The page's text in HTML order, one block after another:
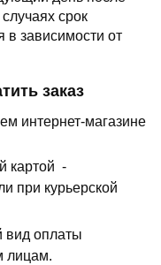
срок
в зависимости от
заказ
интернет-магазине
картой -
при курьерской
вид оплаты
лицам.